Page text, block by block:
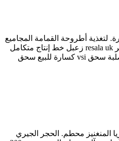
لتغذية أطروحة القمامة المجاميع
الباريت الجمعية مشروعنا محجر resala uk زعبل خط إنتاج متكامل
كسارة ب سلسلة vsi للمواد الصلبة سحق vsi كسارة للبيع سحق
المنغنيز محطم. الحجر الجيري